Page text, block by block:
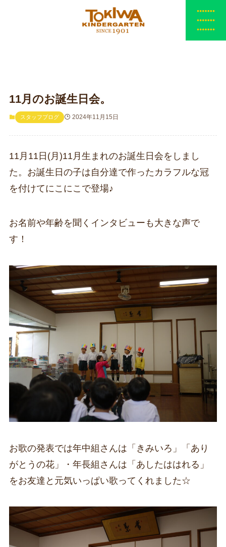
11月のお誕生日会。
スタッフブログ 2024年11月15日
11月11日(月)11月生まれのお誕生日会をしまし
た。お誕生日の子は自分達で作ったカラフルな冠
を付けてにこにこで登場♪
お名前や年齢を聞くインタビューも大きな声で
す！
お歌の発表では年中組さんは「きみいろ」「あり
がとうの花」・年長組さんは「あしたははれる」
をお友達と元気いっぱい歌ってくれました☆